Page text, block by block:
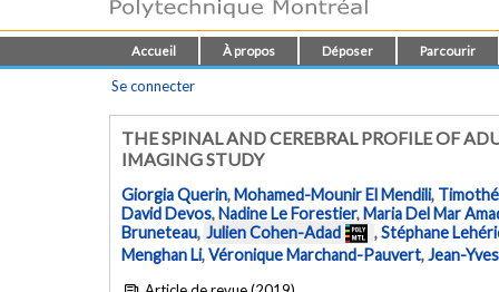
Accueil À propos Déposer Parcourir
Se connecter
THE SPINAL AND CEREBRAL PROFILE OF
IMAGING STUDY
Giorgia Querin,Mohamed-Mounir El Mendili,
David Devos,Nadine Le Forestier,Maria Del Mar
Bruneteau, Julien Cohen-Adad ,Stéphane
Menghan Li,Véronique Marchand-Pauvert,Jean-